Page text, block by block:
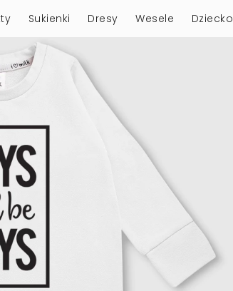
Sukienki Dresy Wesele Dziecko